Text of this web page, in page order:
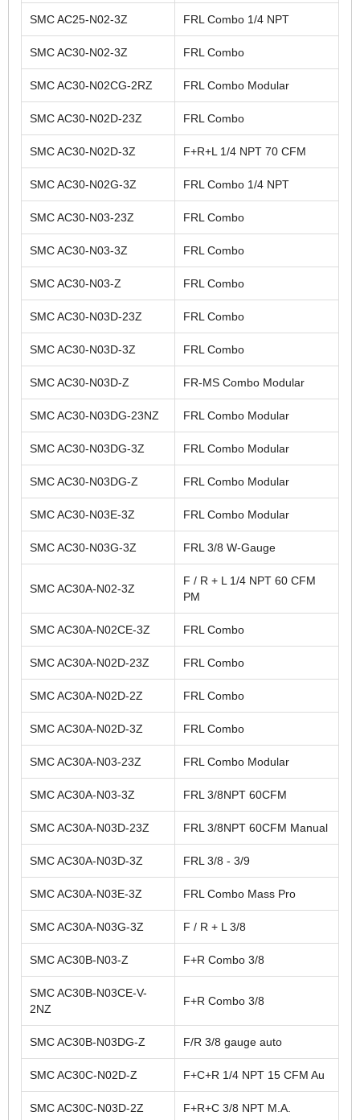
SMC AC25-N02-3Z FRL Combo 1/4 NPT
SMC AC30-N02-3Z FRL Combo
SMC AC30-N02CG-2RZ FRL Combo Modular
SMC AC30-N02D-23Z FRL Combo
SMC AC30-N02D-3Z F+R+L 1/4 NPT 70 CFM
SMC AC30-N02G-3Z FRL Combo 1/4 NPT
SMC AC30-N03-23Z FRL Combo
SMC AC30-N03-3Z FRL Combo
SMC AC30-N03-Z FRL Combo
SMC AC30-N03D-23Z FRL Combo
SMC AC30-N03D-3Z FRL Combo
SMC AC30-N03D-Z FR-MS Combo Modular
SMC AC30-N03DG-23NZ FRL Combo Modular
SMC AC30-N03DG-3Z FRL Combo Modular
SMC AC30-N03DG-Z FRL Combo Modular
SMC AC30-N03E-3Z FRL Combo Modular
SMC AC30-N03G-3Z FRL 3/8 W-Gauge
SMC AC30A-N02-3Z
F / R + L 1/4 NPT 60 CFM
PM
SMC AC30A-N02CE-3Z FRL Combo
SMC AC30A-N02D-23Z FRL Combo
SMC AC30A-N02D-2Z FRL Combo
SMC AC30A-N02D-3Z FRL Combo
SMC AC30A-N03-23Z FRL Combo Modular
SMC AC30A-N03-3Z FRL 3/8NPT 60CFM
SMC AC30A-N03D-23Z FRL 3/8NPT 60CFM Manual
SMC AC30A-N03D-3Z FRL 3/8 - 3/9
SMC AC30A-N03E-3Z FRL Combo Mass Pro
SMC AC30A-N03G-3Z F / R + L 3/8
SMC AC30B-N03-Z F+R Combo 3/8
SMC AC30B-N03CE-V-
2NZ
F+R Combo 3/8
SMC AC30B-N03DG-Z F/R 3/8 gauge auto
SMC AC30C-N02D-Z F+C+R 1/4 NPT 15 CFM Au
SMC AC30C-N03D-2Z F+R+C 3/8 NPT M.A.